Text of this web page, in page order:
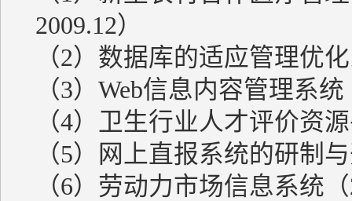
2009.12）
（2）数据库的适应管理优
（3）Web信息内容管理系
（4）卫生行业人才评价资
（5）网上直报系统的研制
（6）劳动力市场信息系统